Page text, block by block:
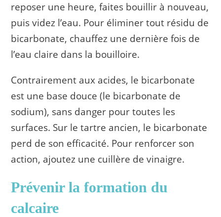
reposer une heure, faites bouillir à nouveau,
puis videz l’eau. Pour éliminer tout résidu de
bicarbonate, chauffez une dernière fois de
l’eau claire dans la bouilloire.
Contrairement aux acides, le bicarbonate
est une base douce (le bicarbonate de
sodium), sans danger pour toutes les
surfaces. Sur le tartre ancien, le bicarbonate
perd de son efficacité. Pour renforcer son
action, ajoutez une cuillère de vinaigre.
Prévenir la formation du
calcaire